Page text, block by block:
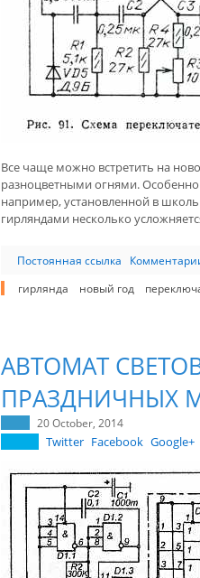
Все чаще можно встретить на
разноцветными огнями.
например, установленной в
гирляндами несколько
Постоянная ссылка
гирлянда
новый год
АВТОМАТ
ПРАЗДНИЧНЫХ
20 October, 2014
Twitter Facebook Google+